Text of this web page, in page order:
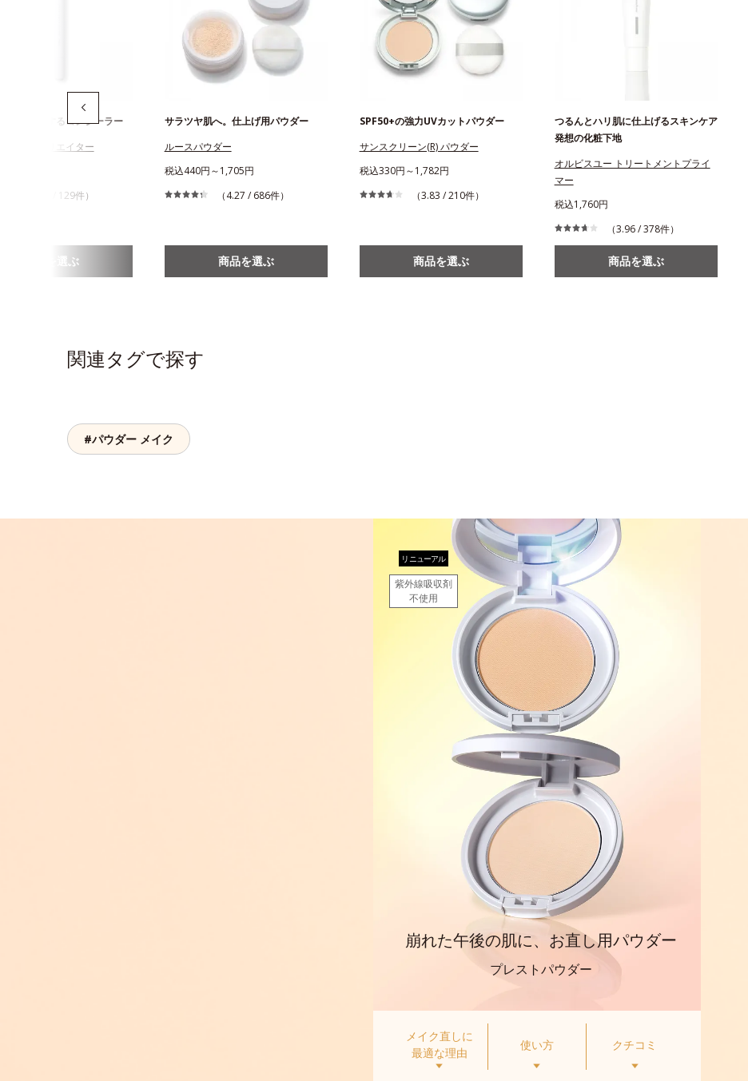
光で解決するコンシーラー
キッドクリエイター
（3.62 / 129件）
商品を選ぶ
サラツヤ肌へ。仕上げ用パウダー
ルースパウダー
税込440円～1,705円
（4.27 / 686件）
商品を選ぶ
SPF50+の強力UVカットパウダー
サンスクリーン(R) パウダー
税込330円～1,782円
（3.83 / 210件）
商品を選ぶ
つるんとハリ肌に仕上げるスキンケア
発想の化粧下地
オルビスユー トリートメントプライ
マー
税込1,760円
（3.96 / 378件）
商品を選ぶ
関連タグで探す
#パウダー メイク
リニューアル
紫外線吸収剤
不使用
崩れた午後の肌に、お直し用パウダー
プレストパウダー
メイク直しに
最適な理由
使い方 クチコミ